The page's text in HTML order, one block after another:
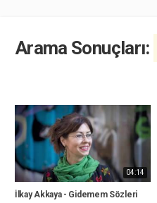
Arama Sonuçları:
04:14
İlkay Akkaya - Gidemem Sözleri